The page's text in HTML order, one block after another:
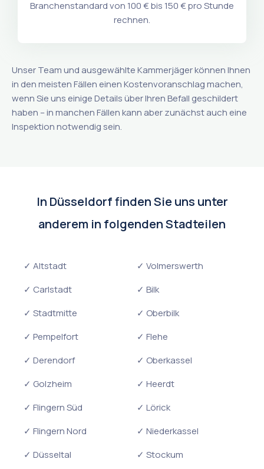
Branchenstandard von 100 € bis 150 € pro Stunde
rechnen.
Unser Team und ausgewählte Kammerjäger können Ihnen
in den meisten Fällen einen Kostenvoranschlag machen,
wenn Sie uns einige Details über Ihren Befall geschildert
haben – in manchen Fällen kann aber zunächst auch eine
Inspektion notwendig sein.
In Düsseldorf finden Sie uns unter
anderem in folgenden Stadteilen
✓ Altstadt
✓ Carlstadt
✓ Stadtmitte
✓ Pempelfort
✓ Derendorf
✓ Golzheim
✓ Flingern Süd
✓ Flingern Nord
✓ Düsseltal
✓ Volmerswerth
✓ Bilk
✓ Oberbilk
✓ Flehe
✓ Oberkassel
✓ Heerdt
✓ Lörick
✓ Niederkassel
✓ Stockum